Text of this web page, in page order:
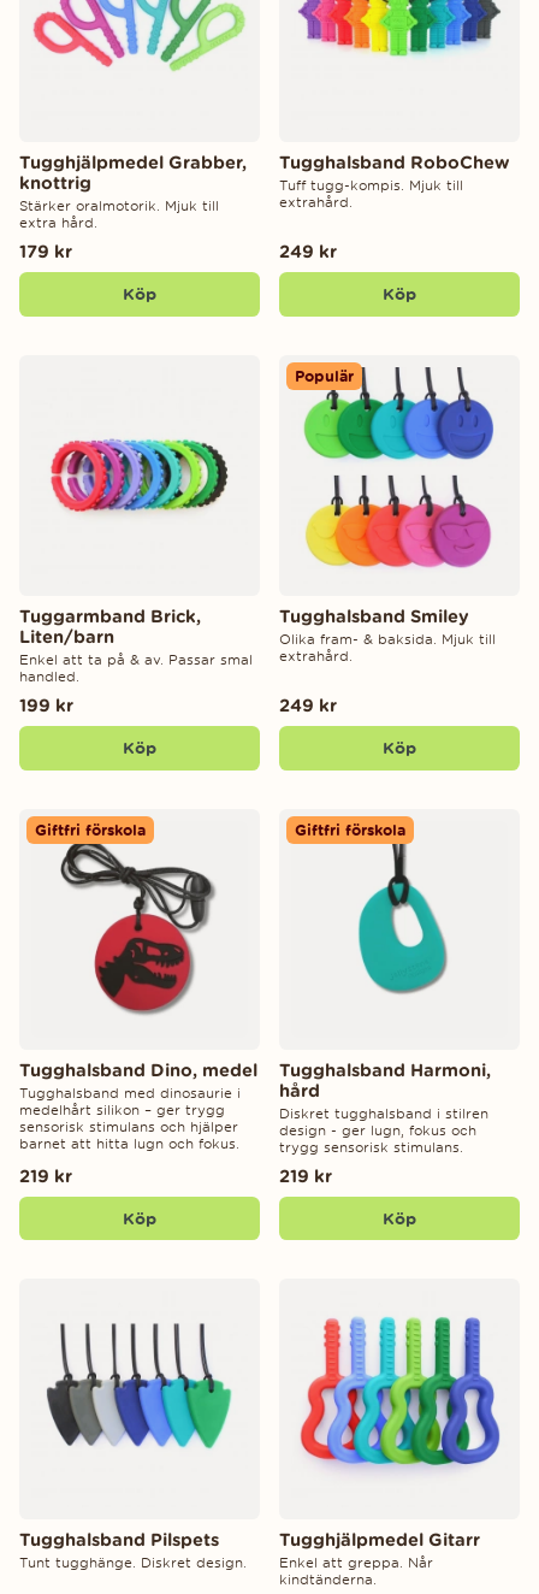
Tugghjälpmedel Grabber,
knottrig
Stärker oralmotorik. Mjuk till
extra hård.
179 kr
Köp
Tugghalsband RoboChew
Tuff tugg-kompis. Mjuk till
extrahård.
249 kr
Köp
Tuggarmband Brick,
Liten/barn
Enkel att ta på & av. Passar smal
handled.
199 kr
Köp
Populär
Tugghalsband Smiley
Olika fram- & baksida. Mjuk till
extrahård.
249 kr
Köp
Giftfri förskola
Tugghalsband Dino, medel
Tugghalsband med dinosaurie i
medelhårt silikon – ger trygg
sensorisk stimulans och hjälper
barnet att hitta lugn och fokus.
219 kr
Köp
Giftfri förskola
Tugghalsband Harmoni,
hård
Diskret tugghalsband i stilren
design - ger lugn, fokus och
trygg sensorisk stimulans.
219 kr
Köp
Tugghalsband Pilspets
Tunt tugghänge. Diskret design.
Tugghjälpmedel Gitarr
Enkel att greppa. Når
kindtänderna.